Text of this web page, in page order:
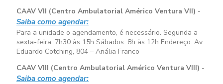
CAAV VII (Centro Ambulatorial Américo Ventura VII) -
Saiba como agendar:
Para a unidade o agendamento, é necessário. Segunda a
sexta-feira: 7h30 às 15h Sábados: 8h às 12h Endereço: Av.
Eduardo Cotching, 804 – Anália Franco
CAAV VIII (Centro Ambulatorial Américo Ventura VIII) -
Saiba como agendar: